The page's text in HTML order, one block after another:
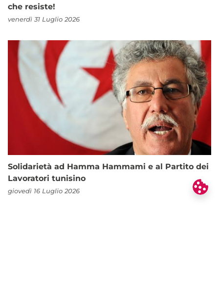
che resiste!
venerdì 31 Luglio 2026
Solidarietà ad Hamma Hammami e al Partito dei
Lavoratori tunisino
giovedì 16 Luglio 2026